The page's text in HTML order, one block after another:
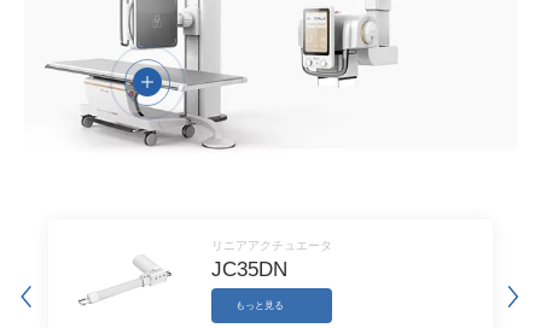
強力パワー、高精度
JIECANGの強力パワー、高精度およびコラムシステムソリュー
ションは、映像機器の大きなパワー上のニーズを満たします。同
時に、放射線科に対して、正確な位置決めが不可欠であり、
JIECANG製品は、大きな負荷に対応すると同時に、ソフトウェ
医療安全基準を厳守
医療製品に対して、JIECANGは国際的医療機器のEMC試験要件
リニアアクチュエータ
JC35DN
もっと見る